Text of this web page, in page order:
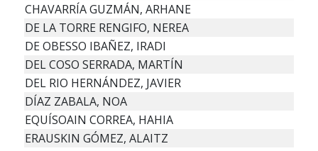
CHAVARRÍA GUZMÁN, ARHANE
DE LA TORRE RENGIFO, NEREA
DE OBESSO IBAÑEZ, IRADI
DEL COSO SERRADA, MARTÍN
DEL RIO HERNÁNDEZ, JAVIER
DÍAZ ZABALA, NOA
EQUÍSOAIN CORREA, HAHIA
ERAUSKIN GÓMEZ, ALAITZ